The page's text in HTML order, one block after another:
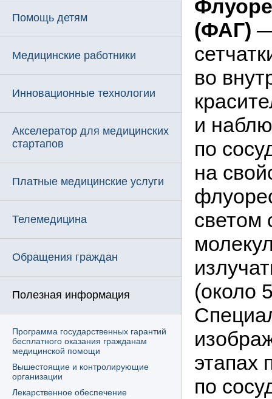
Помощь детям
Медицинские работники
Инновационные технологии
Акселератор для медицинских
стартапов
Платные медицинские услуги
Телемедицина
Обращения граждан
Полезная информация
Программа государственных гарантий
бесплатного оказания гражданам
медицинской помощи
Вышестоящие и контролирующие
организации
Лекарственное обеспечение
(ФАГ)
во
и
по
на
светом
(около
этапах
по